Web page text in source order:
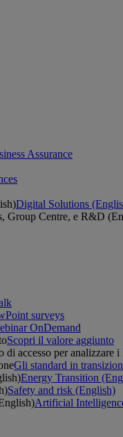
Assurance
Digital Solutions
surveys
OnDemand
Scopri il valore aggiunto
Gli standard in
Energy Transition
Safety and risk (English)
Artificial